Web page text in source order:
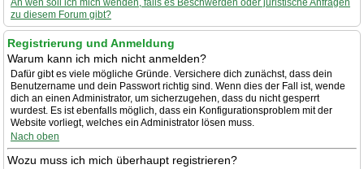
An wen soll ich mich wenden, falls es Beschwerden oder juristische Anfragen
zu diesem Forum gibt?
Registrierung und Anmeldung
Warum kann ich mich nicht anmelden?
Dafür gibt es viele mögliche Gründe. Versichere dich zunächst, dass dein
Benutzername und dein Passwort richtig sind. Wenn dies der Fall ist, wende
dich an einen Administrator, um sicherzugehen, dass du nicht gesperrt
wurdest. Es ist ebenfalls möglich, dass ein Konfigurationsproblem mit der
Website vorliegt, welches ein Administrator lösen muss.
Nach oben
Wozu muss ich mich überhaupt registrieren?